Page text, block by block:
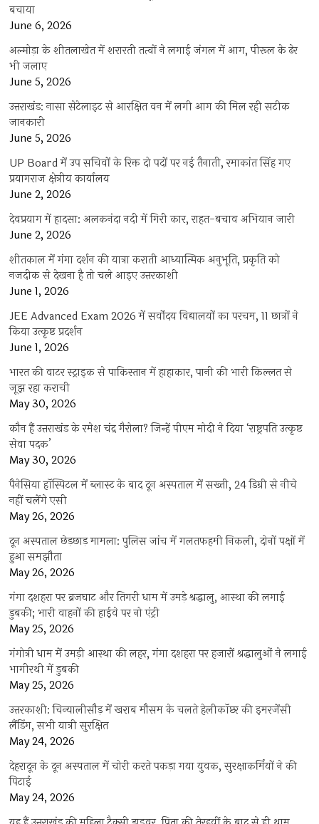
बचाया
June 6, 2026
अल्मोड़ा के शीतलाखेत में शरारती तत्वों ने लगाई जंगल में आग, पीरूल के ढेर
भी जलाए
June 5, 2026
उत्तराखंड: नासा सेटेलाइट से आरक्षित वन में लगी आग की मिल रही सटीक
जानकारी
June 5, 2026
UP Board में उप सचिवों के रिक्त दो पदों पर नई तैनाती, रमाकांत सिंह गए
प्रयागराज क्षेत्रीय कार्यालय
June 2, 2026
देवप्रयाग में हादसा: अलकनंदा नदी में गिरी कार, राहत-बचाव अभियान जारी
June 2, 2026
शीतकाल में गंगा दर्शन की यात्रा कराती आध्यात्मिक अनुभूति, प्रकृति को
नजदीक से देखना है तो चले आइए उत्तरकाशी
June 1, 2026
JEE Advanced Exam 2026 में सर्वोदय विद्यालयों का परचम, 11 छात्रों ने
किया उत्कृष्ट प्रदर्शन
June 1, 2026
भारत की वाटर स्ट्राइक से पाकिस्तान में हाहाकार, पानी की भारी किल्लत से
जूझ रहा कराची
May 30, 2026
कौन हैं उत्तराखंड के रमेश चंद्र गैरोला? जिन्हें पीएम मोदी ने दिया ‘राष्ट्रपति उत्कृष्ट
सेवा पदक’
May 30, 2026
पैनेसिया हॉस्पिटल में ब्लास्ट के बाद दून अस्पताल में सख्ती, 24 डिग्री से नीचे
नहीं चलेंगे एसी
May 26, 2026
दून अस्पताल छेड़छाड़ मामला: पुलिस जांच में गलतफहमी निकली, दोनों पक्षों में
हुआ समझौता
May 26, 2026
गंगा दशहरा पर ब्रजघाट और तिगरी धाम में उमड़े श्रद्धालु, आस्था की लगाई
डुबकी; भारी वाहनों की हाईवे पर नो एंट्री
May 25, 2026
गंगोत्री धाम में उमड़ी आस्था की लहर, गंगा दशहरा पर हजारों श्रद्धालुओं ने लगाई
भागीरथी में डुबकी
May 25, 2026
उत्तरकाशी: चिन्यालीसौड़ में खराब मौसम के चलते हेलीकॉप्टर की इमरजेंसी
लैंडिंग, सभी यात्री सुरक्षित
May 24, 2026
देहरादून के दून अस्पताल में चोरी करते पकड़ा गया युवक, सुरक्षाकर्मियों ने की
पिटाई
May 24, 2026